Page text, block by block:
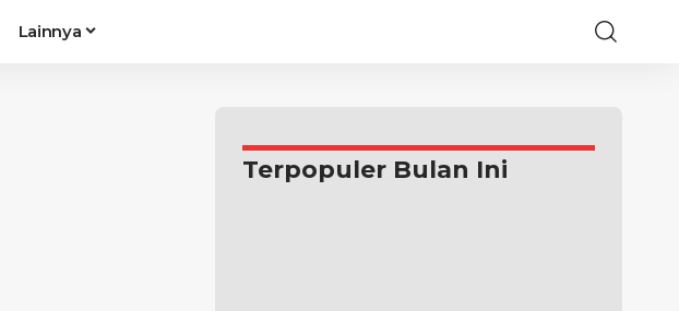
Lainnya
Terpopuler Bulan Ini